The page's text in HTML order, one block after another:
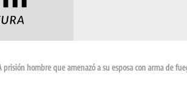
prisión hombre que amenazó a su esposa con arma de